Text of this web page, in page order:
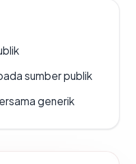
sumber publik
generik